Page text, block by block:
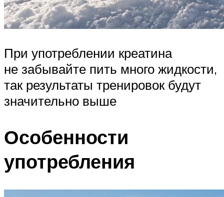
При употреблении креатина
не забывайте пить много жидкости,
так результаты тренировок будут
значительно выше
Особенности
употребления